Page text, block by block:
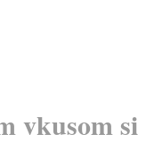
vkusom si